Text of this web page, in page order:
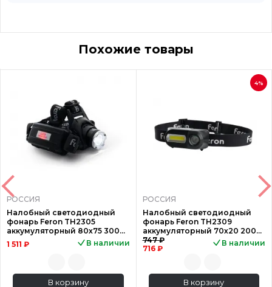
Похожие товары
РОССИЯ
Налобный светодиодный
фонарь Feron TH2305
аккумуляторный 80х75 300
лм 41709
1 511 ₽ В наличии
В корзину
4%
РОССИЯ
Налобный светодиодный
фонарь Feron TH2309
аккумуляторный 70х20 200
лм 41713
747 ₽
716 ₽
В наличии
В корзину